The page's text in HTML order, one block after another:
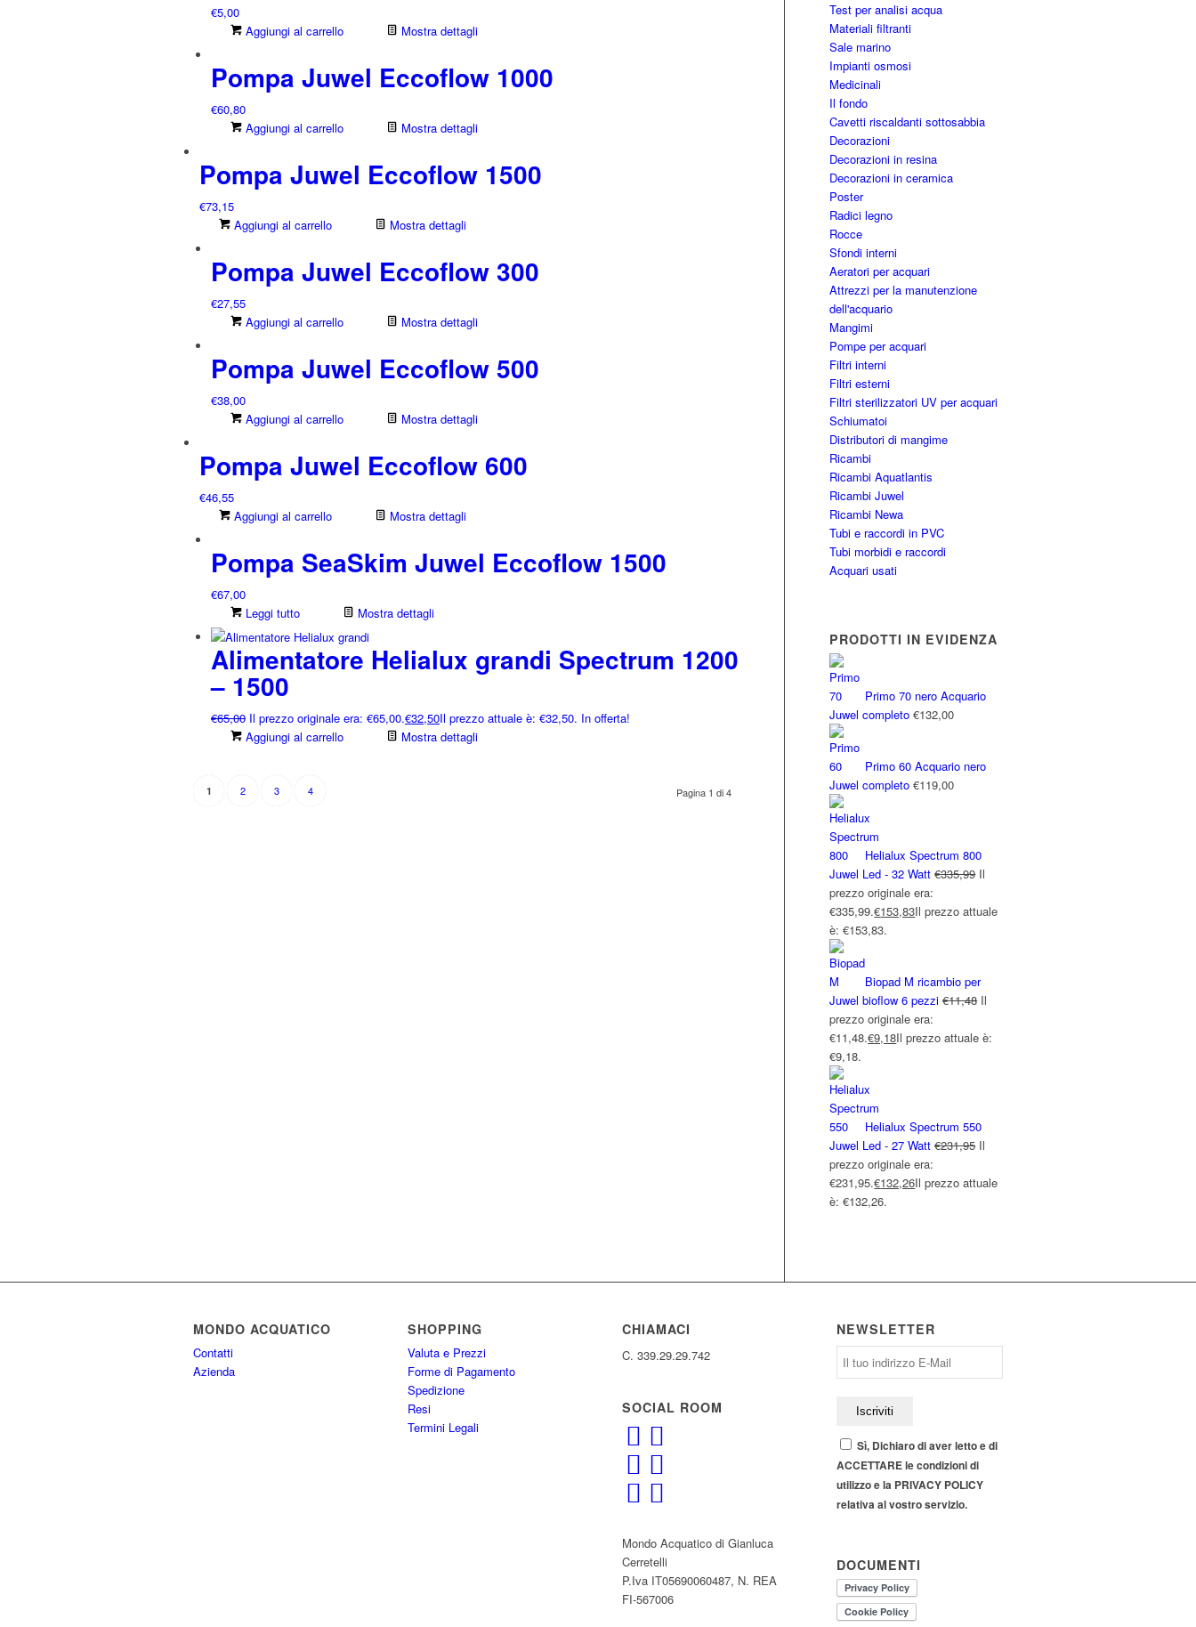
€5,00
Aggiungi al carrello
Mostra dettagli
Pompa Juwel Eccoflow 1000
€60,80
Aggiungi al carrello
Mostra dettagli
Pompa Juwel Eccoflow 1500
€73,15
Aggiungi al carrello
Mostra dettagli
Pompa Juwel Eccoflow 300
€27,55
Aggiungi al carrello
Mostra dettagli
Pompa Juwel Eccoflow 500
€38,00
Aggiungi al carrello
Mostra dettagli
Pompa Juwel Eccoflow 600
€46,55
Aggiungi al carrello
Mostra dettagli
Pompa SeaSkim Juwel Eccoflow 1500
€67,00
Leggi tutto
Mostra dettagli
Alimentatore Helialux grandi Spectrum 1200
– 1500
€65,00 Il prezzo originale era: €65,00.€32,50Il prezzo attuale è: €32,50. In offerta!
Aggiungi al carrello
Mostra dettagli
Pagina 1 di 4
1 2 3 4
Test per analisi acqua
Materiali filtranti
Sale marino
Impianti osmosi
Medicinali
Il fondo
Cavetti riscaldanti sottosabbia
Decorazioni
Decorazioni in resina
Decorazioni in ceramica
Poster
Radici legno
Rocce
Sfondi interni
Aeratori per acquari
Attrezzi per la manutenzione
dell'acquario
Mangimi
Pompe per acquari
Filtri interni
Filtri esterni
Filtri sterilizzatori UV per acquari
Schiumatoi
Distributori di mangime
Ricambi
Ricambi Aquatlantis
Ricambi Juwel
Ricambi Newa
Tubi e raccordi in PVC
Tubi morbidi e raccordi
Acquari usati
PRODOTTI IN EVIDENZA
Primo 70 nero Acquario
Juwel completo €132,00
Primo 60 Acquario nero
Juwel completo €119,00
Helialux Spectrum 800
Juwel Led - 32 Watt €335,99 Il
prezzo originale era:
€335,99.€153,83Il prezzo attuale
è: €153,83.
Biopad M ricambio per
Juwel bioflow 6 pezzi €11,48 Il
prezzo originale era:
€11,48.€9,18Il prezzo attuale è:
€9,18.
Helialux Spectrum 550
Juwel Led - 27 Watt €231,95 Il
prezzo originale era:
€231,95.€132,26Il prezzo attuale
è: €132,26.
MONDO ACQUATICO
Contatti
Azienda
SHOPPING
Valuta e Prezzi
Forme di Pagamento
Spedizione
Resi
Termini Legali
CHIAMACI
C. 339.29.29.742
SOCIAL ROOM
Mondo Acquatico di Gianluca
Cerretelli
P.Iva IT05690060487, N. REA
FI-567006
NEWSLETTER
Sì, Dichiaro di aver letto e di
ACCETTARE le condizioni di
utilizzo e la PRIVACY POLICY
relativa al vostro servizio.
DOCUMENTI